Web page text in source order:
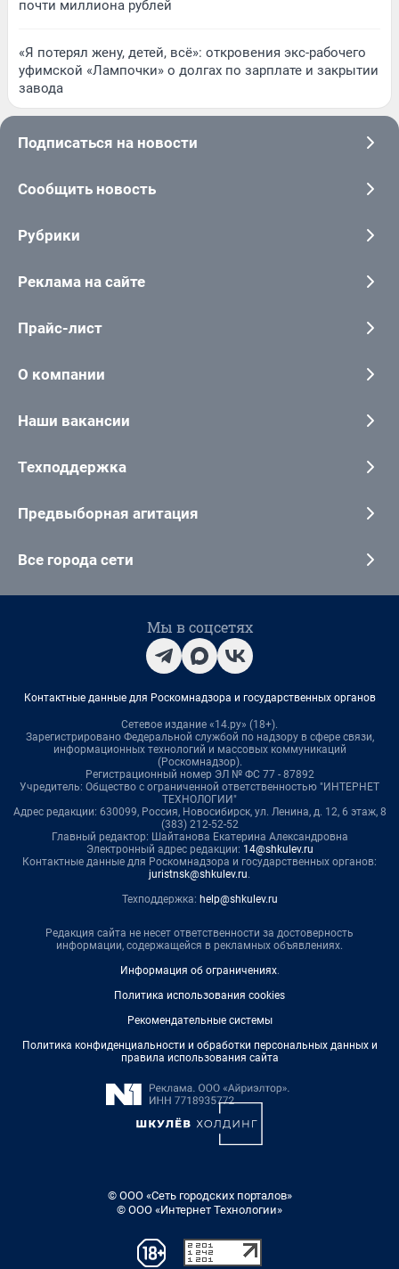
почти миллиона рублей
«Я потерял жену, детей, всё»: откровения экс-рабочего
уфимской «Лампочки» о долгах по зарплате и закрытии
завода
Подписаться на новости
Сообщить новость
Рубрики
Реклама на сайте
Прайс-лист
О компании
Наши вакансии
Техподдержка
Предвыборная агитация
Все города сети
Мы в соцсетях
Контактные данные для Роскомнадзора и государственных органов
Сетевое издание «14.ру» (18+).
Зарегистрировано Федеральной службой по надзору в сфере связи,
информационных технологий и массовых коммуникаций
(Роскомнадзор).
Регистрационный номер ЭЛ № ФС 77 - 87892
Учредитель: Общество с ограниченной ответственностью "ИНТЕРНЕТ
ТЕХНОЛОГИИ"
Адрес редакции: 630099, Россия, Новосибирск, ул. Ленина, д. 12, 6 этаж, 8
(383) 212-52-52
Главный редактор: Шайтанова Екатерина Александровна
Электронный адрес редакции: 14@shkulev.ru
Контактные данные для Роскомнадзора и государственных органов:
juristnsk@shkulev.ru.
Техподдержка: help@shkulev.ru
Редакция сайта не несет ответственности за достоверность
информации, содержащейся в рекламных объявлениях.
Информация об ограничениях.
Политика использования cookies
Рекомендательные системы
Политика конфиденциальности и обработки персональных данных и
правила использования сайта
© ООО «Сеть городских порталов»
© ООО «Интернет Технологии»